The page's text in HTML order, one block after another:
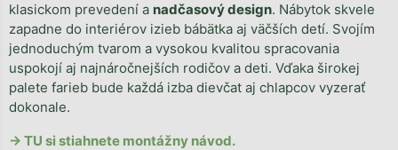
klasickom prevedení a nadčasový design. Nábytok skvele
zapadne do interiérov izieb bábätka aj väčších detí. Svojím
jednoduchým tvarom a vysokou kvalitou spracovania
uspokojí aj najnáročnejších rodičov a deti. Vďaka širokej
palete farieb bude každá izba dievčat aj chlapcov vyzerať
dokonale.
→ TU si stiahnete montážny návod.